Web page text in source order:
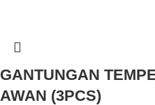
GANTUNGAN
AWAN (3PCS)